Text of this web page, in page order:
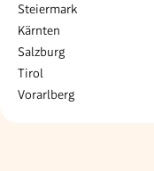
Steiermark
Kärnten
Salzburg
Tirol
Vorarlberg